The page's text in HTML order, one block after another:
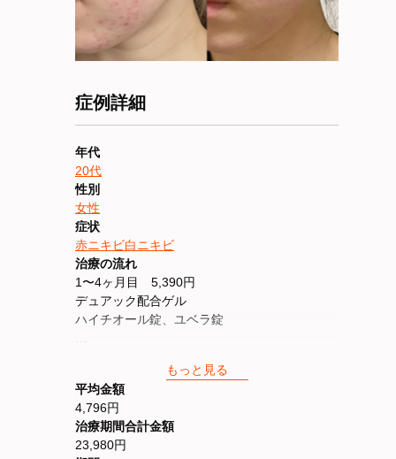
症例詳細
年代
20代
性別
女性
症状
赤ニキビ白ニキビ
治療の流れ
1〜4ヶ月目 5,390円
デュアック配合ゲル
ハイチオール錠、ユベラ錠
アゼライン酸配合クリーム
もっと見る
平均金額
4,796円
治療期間合計金額
23,980円